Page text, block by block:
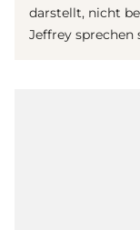
darstellt, nicht
Jeffrey